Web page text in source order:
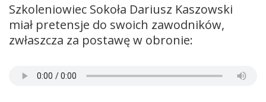
Szkoleniowiec Sokoła Dariusz Kaszowski
miał pretensje do swoich zawodników,
zwłaszcza za postawę w obronie: